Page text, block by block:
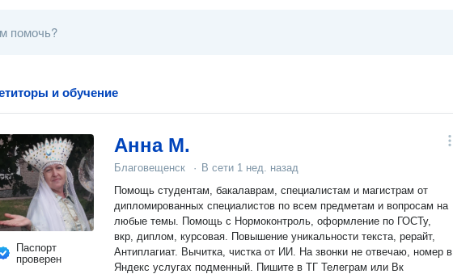
и обучение
Паспорт
проверен
Анна М.
Благовещенск · В сети 1 нед. назад
Помощь студентам, бакалаврам, специалистам и магистрам от
дипломированных специалистов по всем предметам и вопросам на
любые темы. Помощь с Нормоконтроль, оформление по ГОСТу,
вкр, диплом, курсовая. Повышение уникальности текста, рерайт,
Антиплагиат. Вычитка, чистка от ИИ. На звонки не отвечаю, номер в
Яндекс услугах подменный. Пишите в ТГ Телеграм или Вк